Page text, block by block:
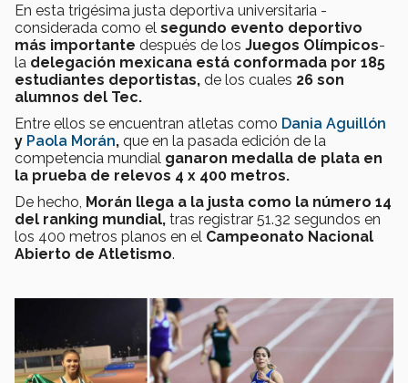
En esta trigésima justa deportiva universitaria -
considerada como el segundo evento deportivo
más importante después de los Juegos Olímpicos-
la delegación mexicana está conformada por 185
estudiantes deportistas, de los cuales 26 son
alumnos del Tec.
Entre ellos se encuentran atletas como Dania Aguillón
y Paola Morán, que en la pasada edición de la
competencia mundial ganaron medalla de plata en
la prueba de relevos 4 x 400 metros.
De hecho, Morán llega a la justa como la número 14
del ranking mundial, tras registrar 51.32 segundos en
los 400 metros planos en el Campeonato Nacional
Abierto de Atletismo.